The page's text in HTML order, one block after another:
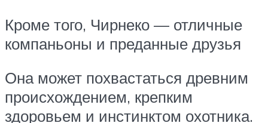
Кроме того, Чирнеко — отличные
компаньоны и преданные друзья
Она может похвастаться древним
происхождением, крепким
здоровьем и инстинктом охотника.